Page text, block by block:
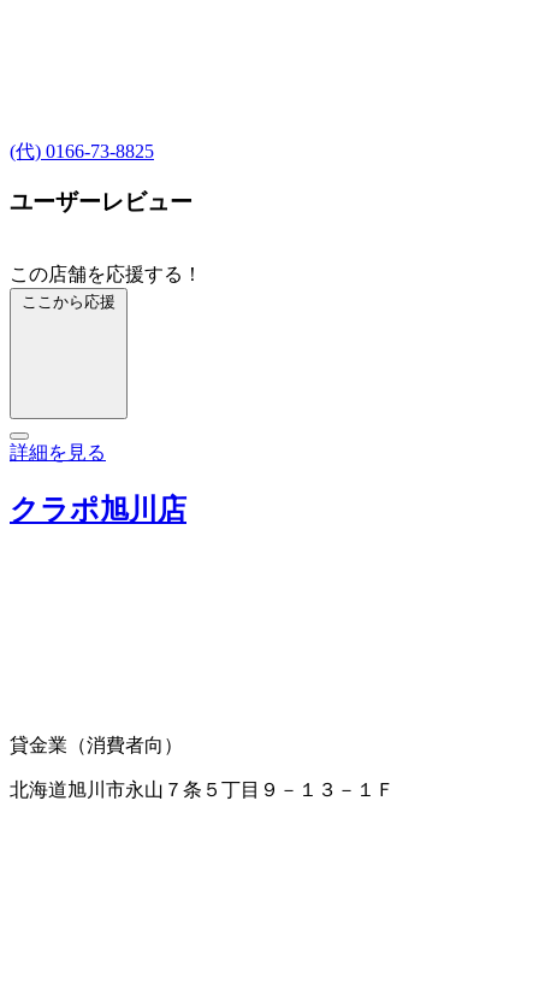
(代) 0166-73-8825
ユーザーレビュー
この店舗を応援する！
ここから応援
詳細を見る
クラポ旭川店
貸金業（消費者向）
北海道旭川市永山７条５丁目９－１３－１Ｆ